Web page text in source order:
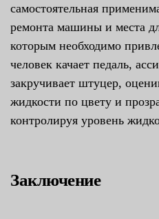
самостоятельная
ремонта машины и места
которым необходимо
человек качает педаль,
закручивает штуцер,
жидкости по цвету и
контролируя уровень
Заключение